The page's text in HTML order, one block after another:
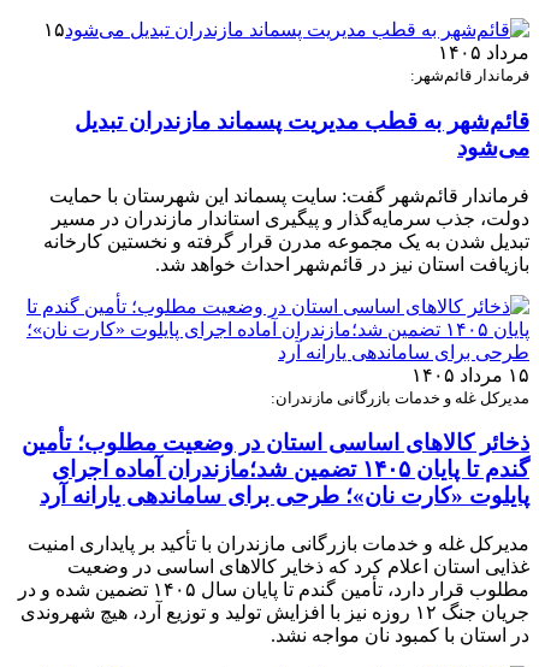
۱۵
مرداد ۱۴۰۵
فرماندار قائم‌شهر:
قائم‌شهر به قطب مدیریت پسماند مازندران تبدیل
می‌شود
فرماندار قائم‌شهر گفت: سایت پسماند این شهرستان با حمایت
دولت، جذب سرمایه‌گذار و پیگیری استاندار مازندران در مسیر
تبدیل شدن به یک مجموعه مدرن قرار گرفته و نخستین کارخانه
بازیافت استان نیز در قائم‌شهر احداث خواهد شد.
۱۵ مرداد ۱۴۰۵
مدیرکل غله و خدمات بازرگانی مازندران:
ذخائر کالاهای اساسی استان در وضعیت مطلوب؛ تأمین
گندم تا پایان ۱۴۰۵ تضمین شد؛مازندران آماده اجرای
پایلوت «کارت نان»؛ طرحی برای ساماندهی یارانه آرد
مدیرکل غله و خدمات بازرگانی مازندران با تأکید بر پایداری امنیت
غذایی استان اعلام کرد که ذخایر کالاهای اساسی در وضعیت
مطلوب قرار دارد، تأمین گندم تا پایان سال ۱۴۰۵ تضمین شده و در
جریان جنگ ۱۲ روزه نیز با افزایش تولید و توزیع آرد، هیچ شهروندی
در استان با کمبود نان مواجه نشد.